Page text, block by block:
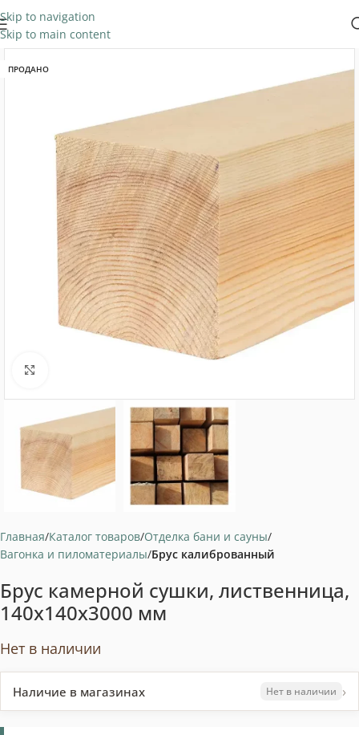
Skip to navigation
Skip to main content
ПРОДАНО
Главная Каталог товаров Отделка бани и сауны
Вагонка и пиломатериалы Брус калиброванный
Брус камерной сушки, лиственница,
140x140x3000 мм
Нет в наличии
Наличие в магазинах Нет в наличии ›